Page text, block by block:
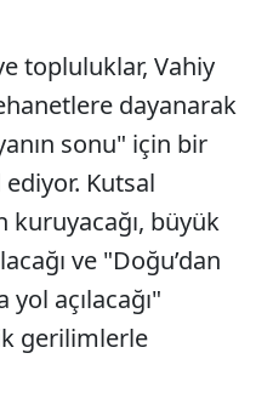
topluluklar, Vahiy
dayanarak
sonu" için bir
Kutsal
büyük
ve "Doğu’dan
açılacağı"
gerilimlerle